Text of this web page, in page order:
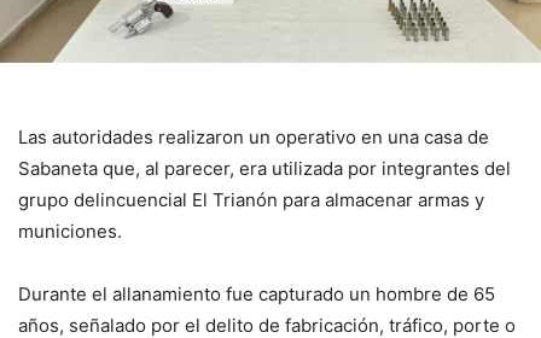
Las autoridades realizaron un operativo en una casa de
Sabaneta que, al parecer, era utilizada por integrantes del
grupo delincuencial El Trianón para almacenar armas y
municiones.
Durante el allanamiento fue capturado un hombre de 65
años, señalado por el delito de fabricación, tráfico, porte o